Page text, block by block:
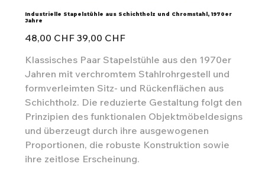
Industrielle Stapelstühle aus Schichtholz und Chromstahl, 1970er
Jahre
Ursprünglicher
Preis
48,00 CHF Angebotspreis
39,00 CHF
Klassisches Paar Stapelstühle aus den 1970er
Jahren mit verchromtem Stahlrohrgestell und
formverleimten Sitz- und Rückenflächen aus
Schichtholz. Die reduzierte Gestaltung folgt den
Prinzipien des funktionalen Objektmöbeldesigns
und überzeugt durch ihre ausgewogenen
Proportionen, die robuste Konstruktion sowie
ihre zeitlose Erscheinung.